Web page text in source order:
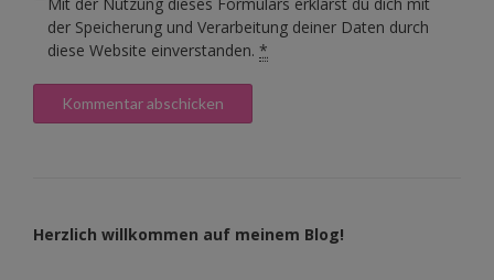
der Speicherung und Verarbeitung deiner Daten durch
diese Website einverstanden. *
Herzlich willkommen auf meinem Blog!